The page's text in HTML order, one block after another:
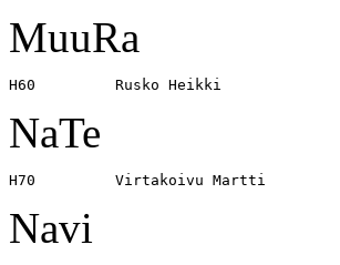
MuuRa
NaTe
Navi